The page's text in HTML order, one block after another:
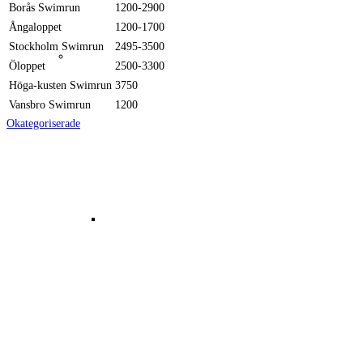
Resultat 2018
Borås Swimrun
1200-2900
Ångaloppet
1200-1700
Stockholm Swimrun
2495-3500
Öloppet
2500-3300
Höga-kusten Swimrun 3750
Vansbro Swimrun
1200
Okategoriserade